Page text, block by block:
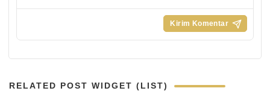
RELATED POST WIDGET (LIST)